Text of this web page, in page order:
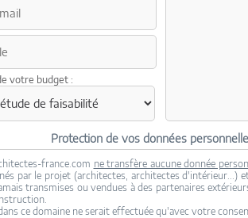
votre budget :
Protection de vos données
france.com ne transfère aucune donnée
par le projet (architectes, architectes d'intérieur...)
transmises ou vendues à des partenaires
ce domaine ne serait effectuée qu'avec votre